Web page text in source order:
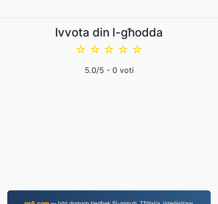
Ivvota din l-għodda
☆
☆
☆
☆
☆
5.0/5 - 0 voti